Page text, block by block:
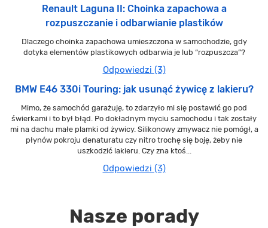
Renault Laguna II: Choinka zapachowa a
rozpuszczanie i odbarwianie plastików
Dlaczego choinka zapachowa umieszczona w samochodzie, gdy
dotyka elementów plastikowych odbarwia je lub “rozpuszcza”?
Odpowiedzi (3)
BMW E46 330i Touring: jak usunąć żywicę z lakieru?
Mimo, że samochód garażuję, to zdarzyło mi się postawić go pod
świerkami i to był błąd. Po dokładnym myciu samochodu i tak zostały
mi na dachu małe plamki od żywicy. Silikonowy zmywacz nie pomógł, a
płynów pokroju denaturatu czy nitro trochę się boję, żeby nie
uszkodzić lakieru. Czy zna ktoś...
Odpowiedzi (3)
Nasze porady